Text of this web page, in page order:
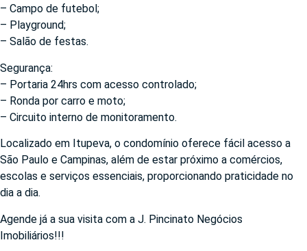
– Campo de futebol;
– Playground;
– Salão de festas.
Segurança:
– Portaria 24hrs com acesso controlado;
– Ronda por carro e moto;
– Circuito interno de monitoramento.
Localizado em Itupeva, o condomínio oferece fácil acesso a
São Paulo e Campinas, além de estar próximo a comércios,
escolas e serviços essenciais, proporcionando praticidade no
dia a dia.
Agende já a sua visita com a J. Pincinato Negócios
Imobiliários!!!